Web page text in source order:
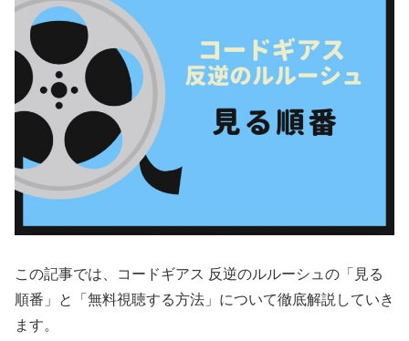
この記事では、コードギアス 反逆のルルーシュの「見る
順番」と「無料視聴する方法」について徹底解説していき
ます。